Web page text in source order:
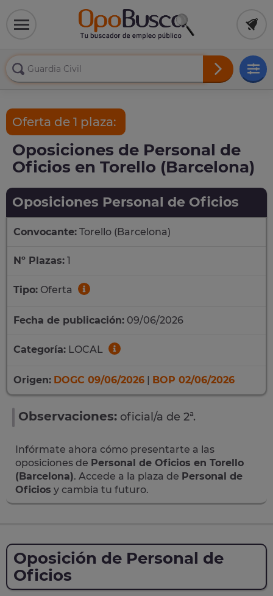
Oferta de 1 plaza:
Oposiciones de Personal de
Oficios en Torello (Barcelona)
Oposiciones Personal de Oficios
Convocante: Torello (Barcelona)
Nº Plazas: 1
Tipo: Oferta
Fecha de publicación: 09/06/2026
Categoría: LOCAL
Origen: DOGC 09/06/2026 | BOP 02/06/2026
Observaciones: oficial/a de 2ª.
Infórmate ahora cómo presentarte a las
oposiciones de Personal de Oficios en Torello
(Barcelona). Accede a la plaza de Personal de
Oficios y cambia tu futuro.
Oposición de Personal de
Oficios